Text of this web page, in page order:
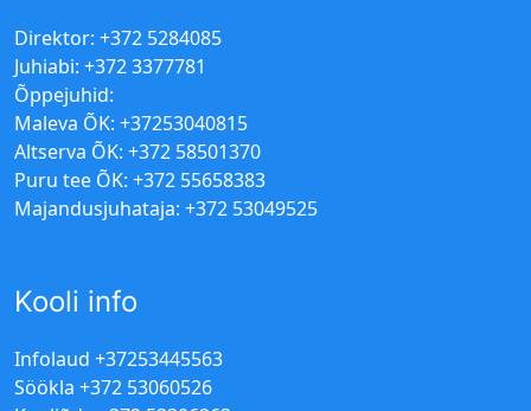
Direktor: +372 5284085
Juhiabi: +372 3377781
Õppejuhid:
Maleva ÕK: +37253040815
Altserva ÕK: +372 58501370
Puru tee ÕK: +372 55658383
Majandusjuhataja: +372 53049525
Kooli info
Infolaud +37253445563
Söökla +372 53060526